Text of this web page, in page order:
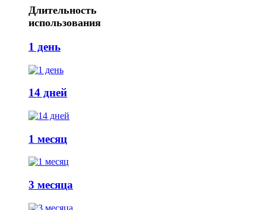
Длительность
использования
1 день
14 дней
1 месяц
3 месяца